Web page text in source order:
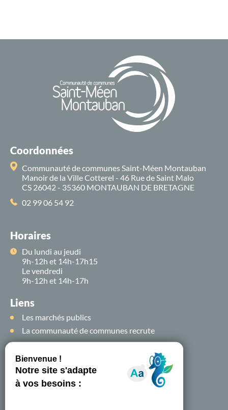
Coordonnées
Communauté de communes Saint-Méen Montauban
Manoir de la Ville Cotterel - 46 Rue de Saint Malo
CS 26042 - 35360 MONTAUBAN DE BRETAGNE
02 99 06 54 92
Horaires
Du lundi au jeudi
9h-12h et 14h-17h15
Le vendredi
9h-12h et 14h-17h
Liens
Les marchés publics
La communauté de communes recrute
Suivez-nous sur
les
réseaux sociaux !